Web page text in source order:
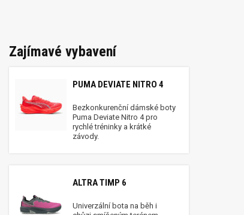
Zajímavé vybavení
PUMA DEVIATE NITRO 4
Bezkonkurenční dámské boty
Puma Deviate Nitro 4 pro
rychlé tréninky a krátké
závody.
ALTRA TIMP 6
Univerzální bota na běh i